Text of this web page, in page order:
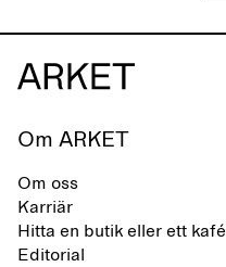
Om ARKET
Om oss
Karriär
Hitta en butik eller ett kafé
Editorial